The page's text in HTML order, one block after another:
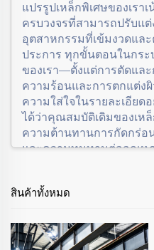
แปรรูปเหล็กพิเศษของเรา
ครบวงจรที่สามารถปรับแ
อุตสาหกรรมที่เข้มงวดแล
ประการ ทุกขั้นตอนในกระ
ของเรา—ตั้งแต่การตัดแล
ความร้อนและการตกแต่ง
ความใส่ใจในรายละเอีย
ได้ว่าคุณสมบัติเดิมของเห
ความต้านทานการกัดกร่อ
และความทนทานต่ออุณหภู
พิเศษหลากหลายประเภท
ต้องการความแม่นยำ ไป
ขนาดใหญ่ โดยความสามา
สินค้าทั้งหมด